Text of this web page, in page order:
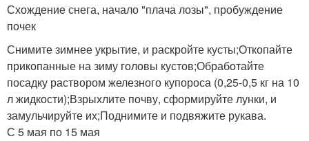
Схождение снега, начало "плача лозы", пробуждение
почек
Снимите зимнее укрытие, и раскройте кусты;Откопайте
прикопанные на зиму головы кустов;Обработайте
посадку раствором железного купороса (0,25-0,5 кг на 10
л жидкости);Взрыхлите почву, сформируйте лунки, и
замульчируйте их;Поднимите и подвяжите рукава.
С 5 мая по 15 мая